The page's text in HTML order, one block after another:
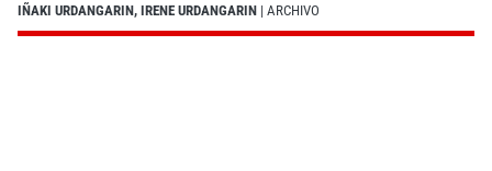
IÑAKI URDANGARIN, IRENE URDANGARIN | ARCHIVO